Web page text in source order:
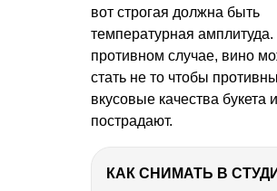
вот строгая должна быть
температурная амплитуда.
противном случае, вино
стать не то чтобы
вкусовые качества букета
пострадают.